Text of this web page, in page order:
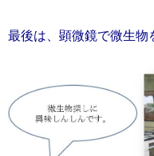
最後は、顕微鏡で微生物